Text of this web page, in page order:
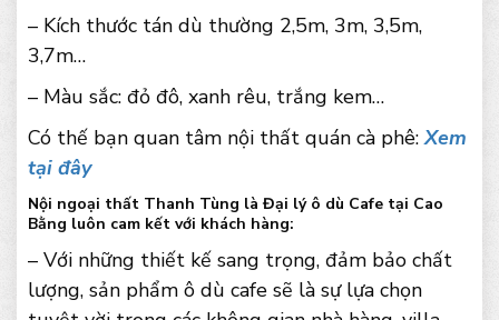
– Kích thước tán dù thường 2,5m, 3m, 3,5m,
3,7m…
– Màu sắc: đỏ đô, xanh rêu, trắng kem…
Có thế bạn quan tâm nội thất quán cà phê:Xem
tại đây
Nội ngoại thất Thanh Tùng là Đại lý ô dù Cafe tại Cao
Bằng luôn cam kết với khách hàng:
– Với những thiết kế sang trọng, đảm bảo chất
lượng, sản phẩm ô dù cafe sẽ là sự lựa chọn